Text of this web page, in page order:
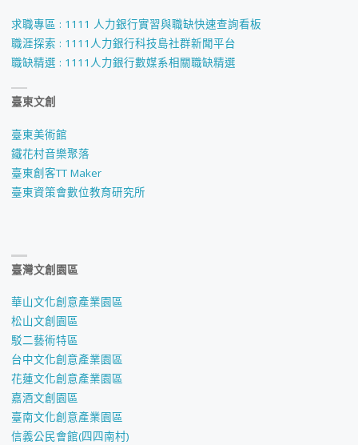
求職專區 : 1111 人力銀行實習與職缺快速查詢看板
職涯探索 : 1111人力銀行科技島社群新聞平台
職缺精選 : 1111人力銀行數媒系相關職缺精選
臺東文創
臺東美術館
鐵花村音樂聚落
臺東創客TT Maker
臺東資策會數位教育研究所
臺灣文創園區
華山文化創意產業園區
松山文創園區
駁二藝術特區
台中文化創意產業園區
花蓮文化創意產業園區
嘉酒文創園區
臺南文化創意產業園區
信義公民會館(四四南村)